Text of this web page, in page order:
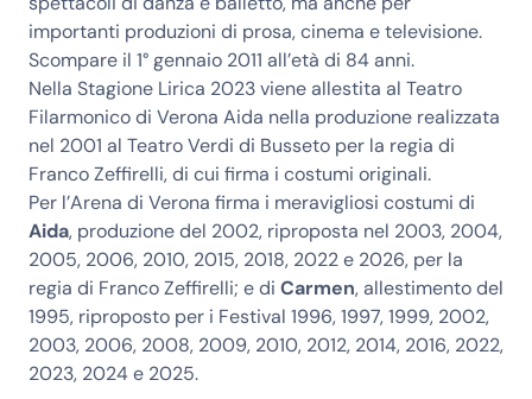
importanti produzioni di prosa, cinema e televisione.
Scompare il 1° gennaio 2011 all’età di 84 anni.
Nella Stagione Lirica 2023 viene allestita al Teatro
Filarmonico di Verona Aida nella produzione realizzata
nel 2001 al Teatro Verdi di Busseto per la regia di
Franco Zeffirelli, di cui firma i costumi originali.
Per l’Arena di Verona firma i meravigliosi costumi di
Aida, produzione del 2002, riproposta nel 2003, 2004,
2005, 2006, 2010, 2015, 2018, 2022 e 2026, per la
regia di Franco Zeffirelli; e di Carmen, allestimento del
1995, riproposto per i Festival 1996, 1997, 1999, 2002,
2003, 2006, 2008, 2009, 2010, 2012, 2014, 2016, 2022,
2023, 2024 e 2025.